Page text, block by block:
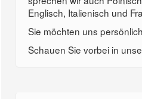
Englisch, Italienisch und
Sie möchten uns
Schauen Sie vorbei in